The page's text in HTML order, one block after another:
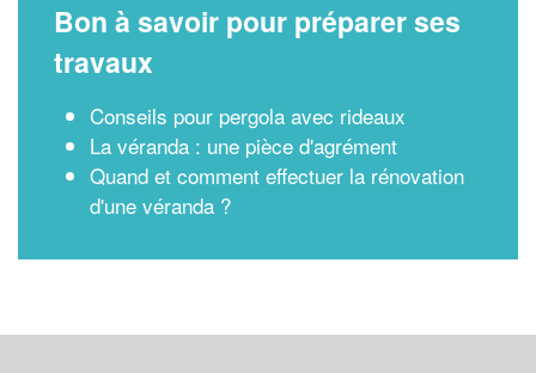
Bon à savoir pour préparer ses
travaux
Conseils pour pergola avec rideaux
La véranda : une pièce d'agrément
Quand et comment effectuer la rénovation
d'une véranda ?